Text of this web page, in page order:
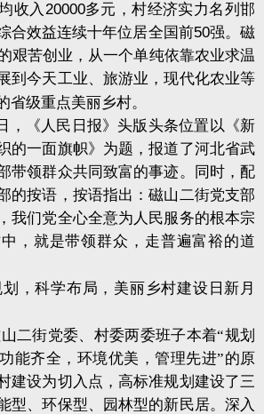
收入 20000多元，村经济实力名列邯
合效益连续十年位居全国前50强。磁
艰苦创业，从一个单纯依靠农业求温
到今天工业、旅游业，现代化农业等
省级重点美丽乡村。
，《人民日报》头版头条位置以《新
的一面旗帜》为题，报道了河北省武
带领群众共同致富的事迹。同时，配
的按语，按语指出：磁山二街党支部
我们党全心全意为人民服务的根本宗
，就是带领群众，走普遍富裕的道
，科学布局，美丽乡村建设日新月
二街党委、村委两委班子本着“规划
能齐全，环境优美，管理先进”的原
建设为切入点，高标准规划建设了三
型、环保型、园林型的新民居。深入